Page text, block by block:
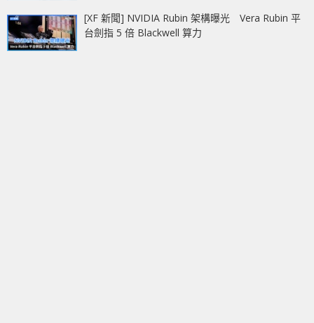
[XF 新聞] NVIDIA Rubin 架構曝光 Vera Rubin 平
台劍指 5 倍 Blackwell 算力